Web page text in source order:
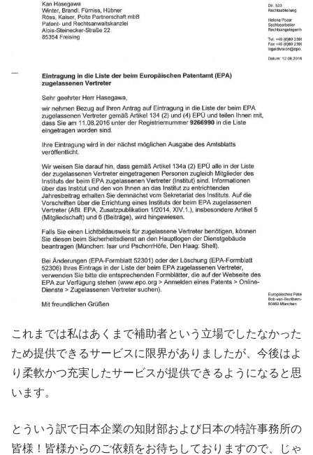
これまでは私はあくまで補助者という立場でしたなかった
ため提供できるサービスに限界がありましたが、今後はよ
り柔軟かつ充実したサービスが提供できるようになると思
います。
とういう訳で日本企業の知財部および日本の特許事務所の
皆様！皆様からのご依頼をお待ちしておりますので、じゃ